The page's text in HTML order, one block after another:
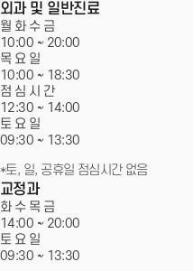
심미치료
일반진료
커뮤니티
외과 및 일반진료
월 화 수 금
10:00 ~ 20:00
목 요 일
10:00 ~ 18:30
점 심 시 간
12:30 ~ 14:00
토 요 일
09:30 ~ 13:30
*토, 일, 공휴일 점심시간 없음
교정과
화 수 목 금
14:00 ~ 20:00
토 요 일
09:30 ~ 13:30